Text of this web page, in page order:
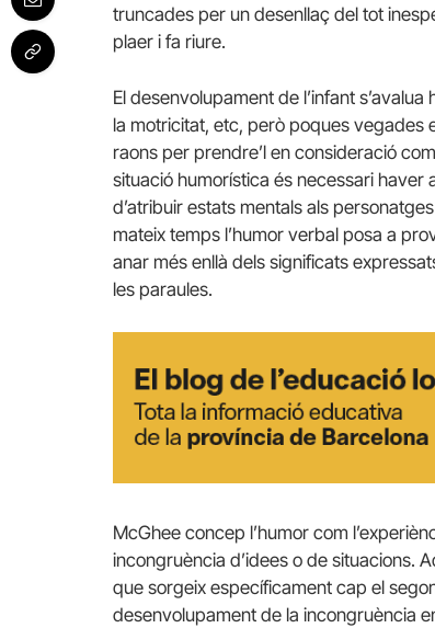
truncades per un desenllaç del tot
plaer i fa riure.
El desenvolupament de l’infant
la motricitat, etc, però poques vegades
raons per prendre’l en consideració
situació humorística és necessari
d’atribuir estats mentals als
mateix temps l’humor verbal posa a
anar més enllà dels significats
les paraules.
McGhee concep l’humor com
incongruència d’idees o de situacions.
que sorgeix específicament cap el
desenvolupament de la incongruència